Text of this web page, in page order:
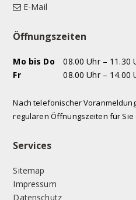
E-Mail
Öffnungszeiten
WOCHENTAG VORMITTAG
Mo bis Do 08.00 Uhr – 11.30
Fr
08.00 Uhr – 14.00
Nach telefonischer
regulären Öffnungszeiten für Sie
Services
Sitemap
Impressum
Datenschutz